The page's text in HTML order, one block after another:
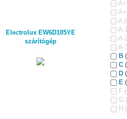
Electrolux EW6D185YE
szárítógép
A+
A
A-
A-
A-
B
C
D
E
F
G
H